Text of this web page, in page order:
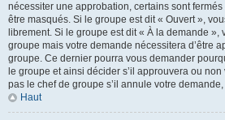
nécessiter une approbation, certains sont fermés
être masqués. Si le groupe est dit « Ouvert »,
librement. Si le groupe est dit « À la demande »,
groupe mais votre demande nécessitera d’être
groupe. Ce dernier pourra vous demander
le groupe et ainsi décider s’il approuvera ou
pas le chef de groupe s’il annule votre
Haut